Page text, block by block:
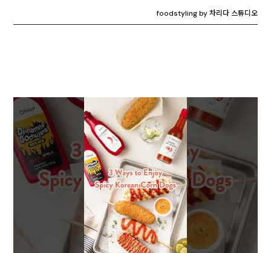
foodstyling by 차리다 스튜디오